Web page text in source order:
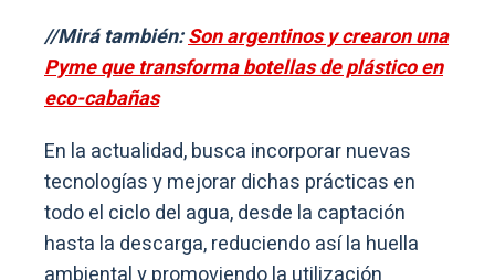
//Mirá también:Son argentinos y crearon una
Pyme que transforma botellas de plástico en
eco-cabañas
En la actualidad, busca incorporar nuevas
tecnologías y mejorar dichas prácticas en
todo el ciclo del agua, desde la captación
hasta la descarga, reduciendo así la huella